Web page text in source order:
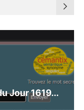
Jour 1619...